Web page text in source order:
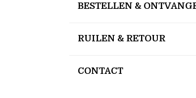
BESTELLEN &
RUILEN & RETOUR
CONTACT